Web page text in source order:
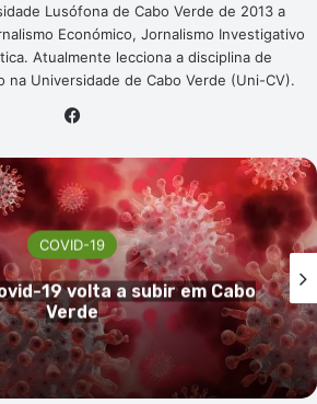
Lusófona de Cabo Verde de 2013 a
Económico, Jornalismo Investigativo
Atualmente lecciona a disciplina de
na Universidade de Cabo Verde (Uni-CV).
COVID-19
19 continuam a diminuir
em Cabo Verde